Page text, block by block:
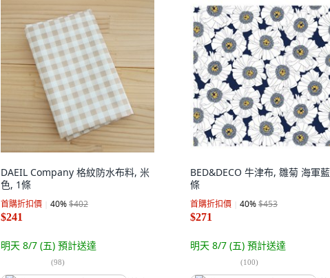
DAEIL Company 格紋防水布料, 米
色, 1條
首購折扣價 40%$402
$241
明天 8/7 (五) 預計送達
(98)
BED&DECO 牛津布, 雛菊 海軍
條
首購折扣價 40%$453
$271
明天 8/7 (五) 預計送達
(100)